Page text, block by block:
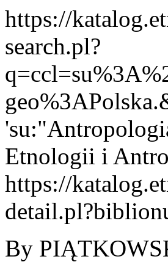
https://
search.pl?
Etnologii i
https://
By